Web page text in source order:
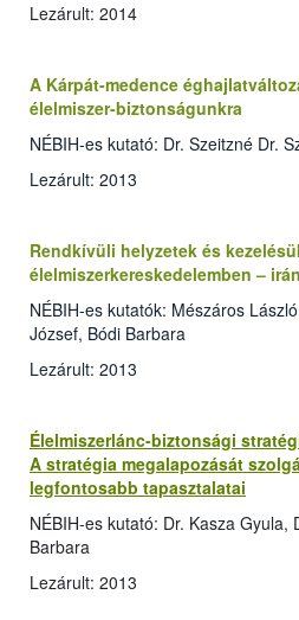
Lezárult: 2014
A Kárpát-medence
élelmiszer-biztonságunkra
NÉBIH-es kutató: Dr. Szeitzné Dr.
Lezárult: 2013
Rendkívüli helyzetek és
élelmiszerkereskedelemben –
NÉBIH-es kutatók: Mészáros
József, Bódi Barbara
Lezárult: 2013
Élelmiszerlánc-biztonsági
A stratégia megalapozását
legfontosabb tapasztalatai
NÉBIH-es kutató: Dr. Kasza Gyula,
Barbara
Lezárult: 2013